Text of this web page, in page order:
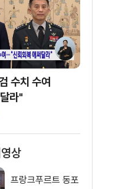
수치 수여
라"
상
프랑크푸르트 동포